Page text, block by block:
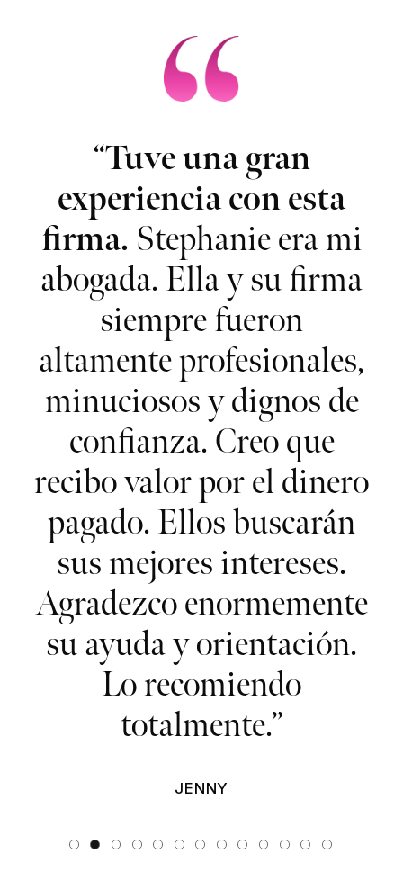
“Tuve una gran
experiencia con esta
firma. Stephanie era mi
abogada. Ella y su firma
siempre fueron
altamente profesionales,
minuciosos y dignos de
confianza. Creo que
recibo valor por el dinero
pagado. Ellos buscarán
sus mejores intereses.
Agradezco enormemente
su ayuda y orientación.
Lo recomiendo
totalmente.”
JENNY